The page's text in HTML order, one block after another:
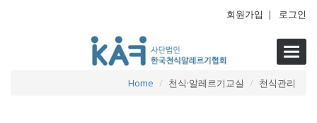
회원가입 | 로그인
Home
천식·알레르기교실 천식관리